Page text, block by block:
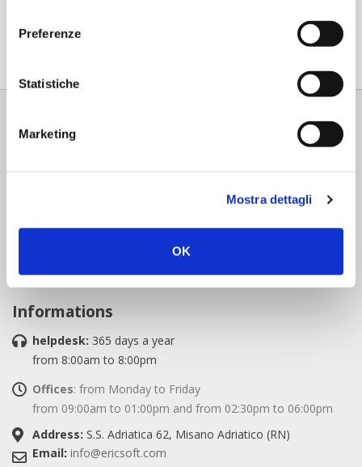
Preferenze
Statistiche
Marketing
Mostra dettagli
OK
Informations
helpdesk: 365 days a year
from 8:00am to 8:00pm
Offices: from Monday to Friday
from 09:00am to 01:00pm and from 02:30pm to 06:00pm
Address: S.S. Adriatica 62, Misano Adriatico (RN)
Email: info@ericsoft.com